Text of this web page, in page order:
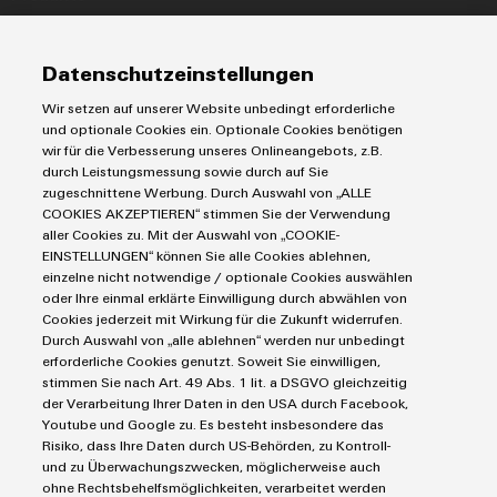
Modifizierte
bestückte
Gehäuse
Kundenspezifische
Kabelkonfektionierung
Produktinnovationen
Praxisnahe
Verbindungen für
Ihre Industrie.
Unsere Neuheiten
im Bereich
Industrial
Connectivity.
Koppelrelais
Leiterplattensteckverbinder und Leiterplattenklemmen
Markierungssysteme
Reihenklemmen
Stromversorgungen
Industrial IoT
Industrial Security
Single Pair Ethernet
Smart Metering
SNAP IN Anschlusstechnologie
Workplace Solutions
Service
Connectivity Consulting
eShop / Digitale Bestellmöglichkeiten
Engineering-Daten
PCB Connector Services
Support Center
Technische Produktkataloge
Weidmüller Configurator
Industrien
Datencenter
Gerätehersteller
Maschinenbau
Photovoltaik
Wasserstoff
Weidmüller Industry Match
Windenergie
Impressum
Einkaufs- /Lieferanteninformationen
Datenschutzerklärung
Cookie Richtlinie
Cookie Einstellungen
Weidmüller GmbH & Co KG
Datenschutzeinstellungen
Wir setzen auf unserer Website unbedingt erforderliche
und optionale Cookies ein. Optionale Cookies benötigen
wir für die Verbesserung unseres Onlineangebots, z.B.
durch Leistungsmessung sowie durch auf Sie
zugeschnittene Werbung. Durch Auswahl von „ALLE
COOKIES AKZEPTIEREN“ stimmen Sie der Verwendung
aller Cookies zu. Mit der Auswahl von „COOKIE-
EINSTELLUNGEN“ können Sie alle Cookies ablehnen,
einzelne nicht notwendige / optionale Cookies auswählen
oder Ihre einmal erklärte Einwilligung durch abwählen von
Cookies jederzeit mit Wirkung für die Zukunft widerrufen.
Durch Auswahl von „alle ablehnen“ werden nur unbedingt
erforderliche Cookies genutzt. Soweit Sie einwilligen,
stimmen Sie nach Art. 49 Abs. 1 lit. a DSGVO gleichzeitig
der Verarbeitung Ihrer Daten in den USA durch Facebook,
Youtube und Google zu. Es besteht insbesondere das
Risiko, dass Ihre Daten durch US-Behörden, zu Kontroll-
und zu Überwachungszwecken, möglicherweise auch
ohne Rechtsbehelfsmöglichkeiten, verarbeitet werden